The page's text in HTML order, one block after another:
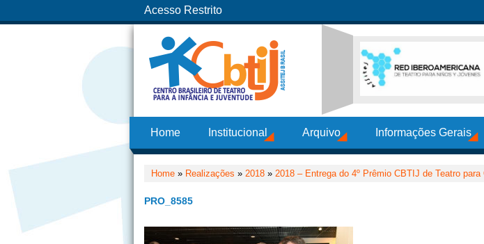
Acesso Restrito
Home Institucional Arquivo Informações Gerais
Home » Realizações » 2018 » 2018 – Entrega do 4º Prêmio CBTIJ de Teatro para
PRO_8585